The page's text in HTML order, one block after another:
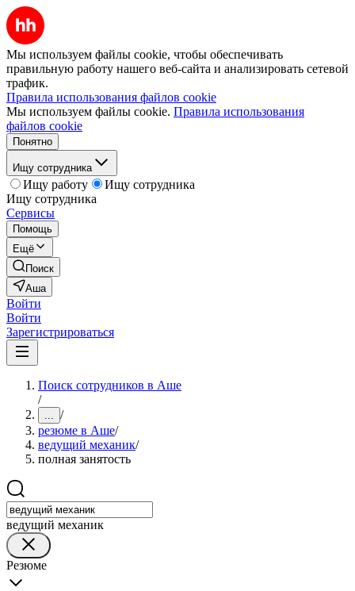
Мы используем файлы cookie, чтобы обеспечивать
правильную работу нашего веб-сайта и анализировать сетевой
трафик.
Правила использования файлов cookie
Мы используем файлы cookie. Правила использования
файлов cookie
Понятно
Ищу сотрудника
Ищу работу
Ищу сотрудника
Ищу сотрудника
Сервисы
Помощь
Ещё
Поиск
Аша
Войти
Войти
Зарегистрироваться
Поиск сотрудников в Аше
/
... /
резюме в Аше/
ведущий механик/
полная занятость
ведущий механик
Резюме